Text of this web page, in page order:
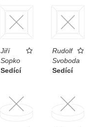
Jiří
Sopko
Sedící
Rudolf
Svoboda
Sedící